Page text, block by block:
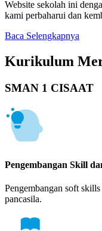
Website sekolah ini
kami perbaharui dan
Baca Selengkapnya
Kurikulum
SMAN 1 CISAAT
Pengembangan Skill
Pengembangan soft
pancasila.